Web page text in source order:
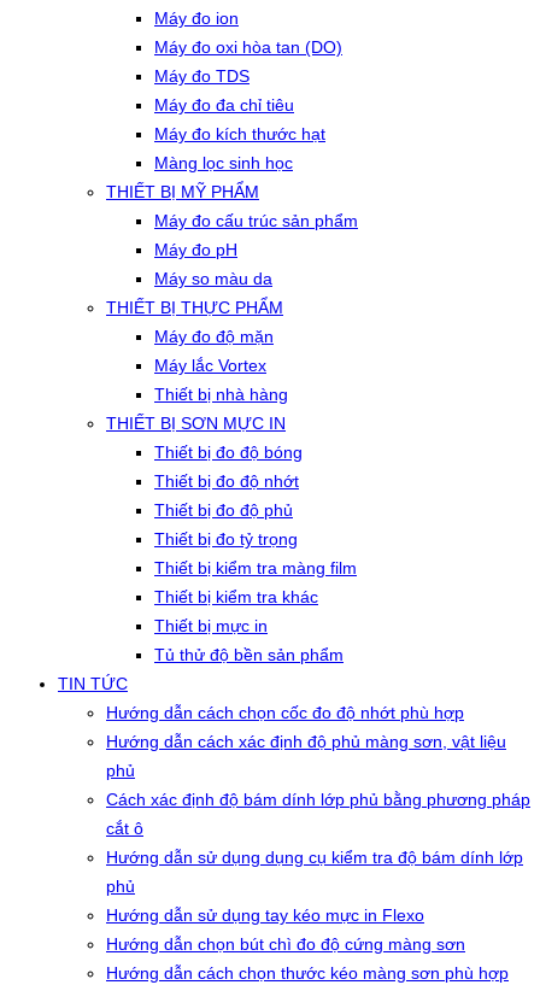
Máy đo ion
Máy đo oxi hòa tan (DO)
Máy đo TDS
Máy đo đa chỉ tiêu
Máy đo kích thước hạt
Màng lọc sinh học
THIẾT BỊ MỸ PHẨM
Máy đo cấu trúc sản phẩm
Máy đo pH
Máy so màu da
THIẾT BỊ THỰC PHẨM
Máy đo độ mặn
Máy lắc Vortex
Thiết bị nhà hàng
THIẾT BỊ SƠN MỰC IN
Thiết bị đo độ bóng
Thiết bị đo độ nhớt
Thiết bị đo độ phủ
Thiết bị đo tỷ trọng
Thiết bị kiểm tra màng film
Thiết bị kiểm tra khác
Thiết bị mực in
Tủ thử độ bền sản phẩm
TIN TỨC
Hướng dẫn cách chọn cốc đo độ nhớt phù hợp
Hướng dẫn cách xác định độ phủ màng sơn, vật liệu
phủ
Cách xác định độ bám dính lớp phủ bằng phương pháp
cắt ô
Hướng dẫn sử dụng dụng cụ kiểm tra độ bám dính lớp
phủ
Hướng dẫn sử dụng tay kéo mực in Flexo
Hướng dẫn chọn bút chì đo độ cứng màng sơn
Hướng dẫn cách chọn thước kéo màng sơn phù hợp